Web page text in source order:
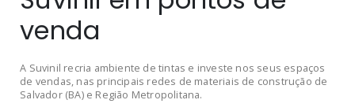
venda
A Suvinil recria ambiente de tintas e investe nos seus espaços
de vendas, nas principais redes de materiais de construção de
Salvador (BA) e Região Metropolitana.